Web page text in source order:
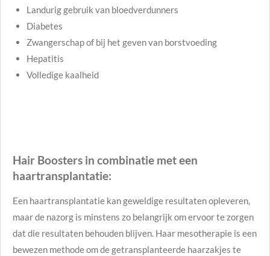
Landurig gebruik van bloedverdunners
Diabetes
Zwangerschap of bij het geven van borstvoeding
Hepatitis
Volledige kaalheid
Hair Boosters in combinatie met een
haartransplantatie:
Een haartransplantatie kan geweldige resultaten opleveren,
maar de nazorg is minstens zo belangrijk om ervoor te zorgen
dat die resultaten behouden blijven. Haar mesotherapie is een
bewezen methode om de getransplanteerde haarzakjes te